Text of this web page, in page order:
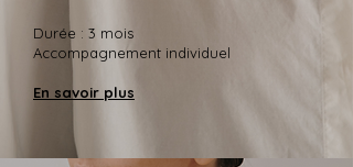
Durée : 3 mois
Accompagnement individuel
En savoir plus